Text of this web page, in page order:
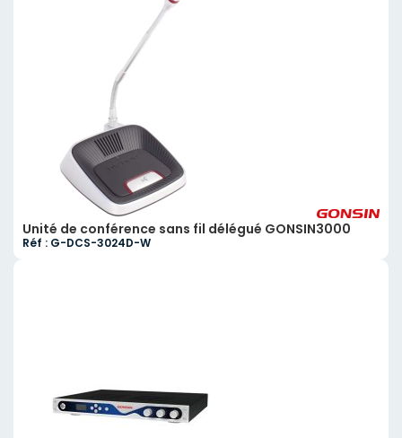
Unité de conférence sans fil délégué GONSIN3000
Réf : G-DCS-3024D-W